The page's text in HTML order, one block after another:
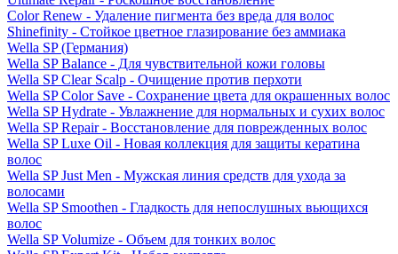
Color Renew - Удаление пигмента без вреда для волос
Shinefinity - Стойкое цветное глазирование без аммиака
Wella SP (Германия)
Wella SP Balance - Для чувствительной кожи головы
Wella SP Clear Scalp - Очищение против перхоти
Wella SP Color Save - Сохранение цвета для окрашенных волос
Wella SP Hydrate - Увлажнение для нормальных и сухих волос
Wella SP Repair - Восстановление для поврежденных волос
Wella SP Luxe Oil - Новая коллекция для защиты кератина
волос
Wella SP Just Men - Мужская линия средств для ухода за
волосами
Wella SP Smoothen - Гладкость для непослушных вьющихся
волос
Wella SP Volumize - Объем для тонких волос